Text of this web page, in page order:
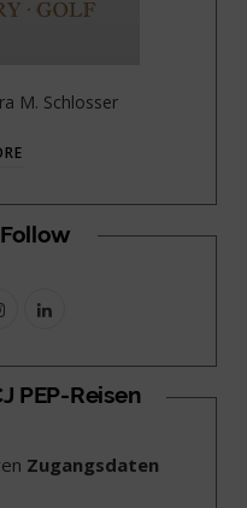
M. Schlosser
I
s
a
L
n
e
PEP-Reisen
Zugangsdaten